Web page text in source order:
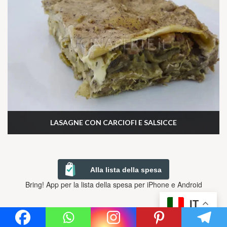
LASAGNE CON CARCIOFI E SALSICCE
Alla lista della spesa
Bring! App per la lista della spesa per iPhone e Android
Ricette Recenti
IT